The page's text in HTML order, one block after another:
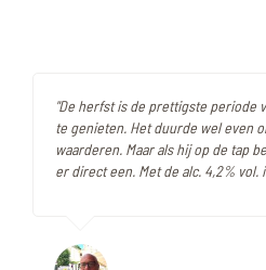
"De herfst is de prettigste periode
te genieten. Het duurde wel even
waarderen. Maar als hij op de tap
er direct een. Met de alc. 4,2% vol.